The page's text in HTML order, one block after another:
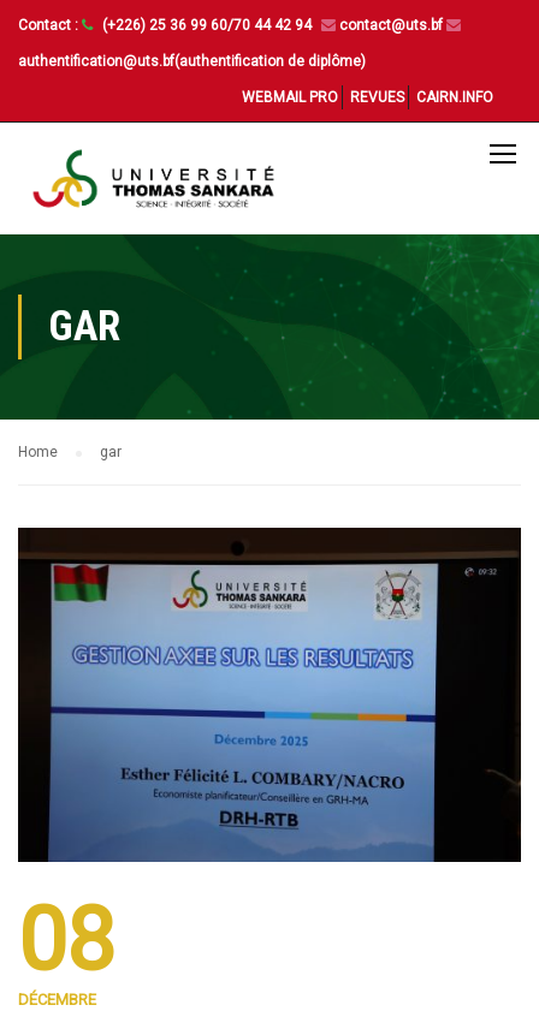
Contact : (+226) 25 36 99 60/70 44 42 94 contact@uts.bf
authentification@uts.bf(authentification de diplôme)
WEBMAIL PRO REVUES CAIRN.INFO
GAR
Home gar
08
DÉCEMBRE